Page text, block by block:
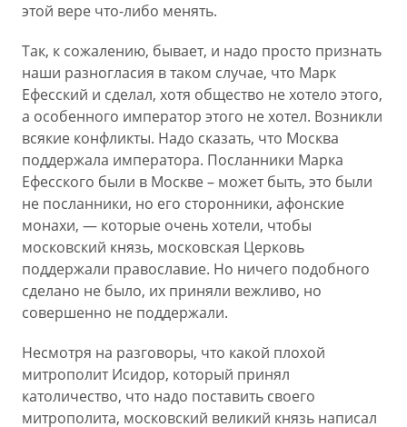
этой вере что-либо менять.
Так, к сожалению, бывает, и надо просто признать
наши разногласия в таком случае, что Марк
Ефесский и сделал, хотя общество не хотело этого,
а особенного император этого не хотел. Возникли
всякие конфликты. Надо сказать, что Москва
поддержала императора. Посланники Марка
Ефесского были в Москве – может быть, это были
не посланники, но его сторонники, афонские
монахи, — которые очень хотели, чтобы
московский князь, московская Церковь
поддержали православие. Но ничего подобного
сделано не было, их приняли вежливо, но
совершенно не поддержали.
Несмотря на разговоры, что какой плохой
митрополит Исидор, который принял
католичество, что надо поставить своего
митрополита, московский великий князь написал